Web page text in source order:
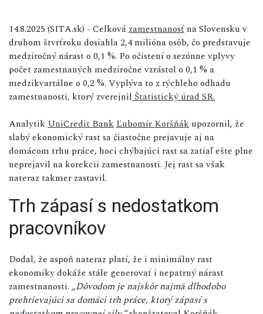
14.8.2025 (SITA.sk) - Celková zamestnanosť na Slovensku v
druhom štvrťroku dosiahla 2,4 milióna osôb, čo predstavuje
medziročný nárast o 0,1 %. Po očistení o sezónne vplyvy
počet zamestnaných medziročne vzrástol o 0,1 % a
medzikvartálne o 0,2 %. Vyplýva to z rýchleho odhadu
zamestnanosti, ktorý zverejnil Štatistický úrad SR.
Analytik UniCredit Bank Ľubomír Koršňák upozornil, že
slabý ekonomický rast sa čiastočne prejavuje aj na
domácom trhu práce, hoci chýbajúci rast sa zatiaľ ešte plne
neprejavil na korekcii zamestnanosti. Jej rast sa však
nateraz takmer zastavil.
Trh zápasí s nedostatkom
pracovníkov
Dodal, že aspoň nateraz platí, že i minimálny rast
ekonomiky dokáže stále generovať i nepatrný nárast
zamestnanosti. „Dôvodom je najskôr najmä dlhodobo
prehrievajúci sa domáci trh práce, ktorý zápasí s